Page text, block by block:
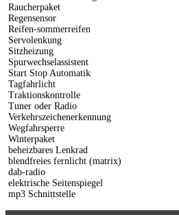
Raucherpaket
Regensensor
Reifen-sommerreifen
Servolenkung
Sitzheizung
Spurwechselassistent
Start Stop Automatik
Tagfahrlicht
Traktionskontrolle
Tuner oder Radio
Verkehrszeichenerkennung
Wegfahrsperre
Winterpaket
beheizbares Lenkrad
blendfreies fernlicht (matrix)
dab-radio
elektrische Seitenspiegel
mp3 Schnittstelle